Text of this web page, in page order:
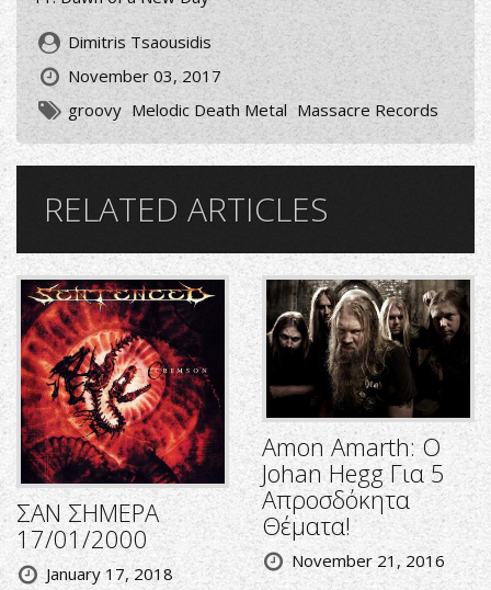
Dimitris Tsaousidis
November 03, 2017
groovy Melodic Death Metal Massacre Records
RELATED ARTICLES
ΣΑΝ ΣΗΜΕΡΑ
17/01/2000
January 17, 2018
Amon Amarth: O
Johan Hegg Για 5
Απροσδόκητα
Θέματα!
November 21, 2016